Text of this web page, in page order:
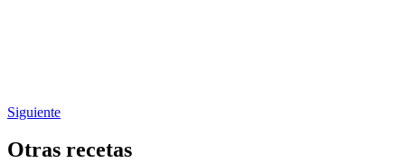
Siguiente
Otras recetas